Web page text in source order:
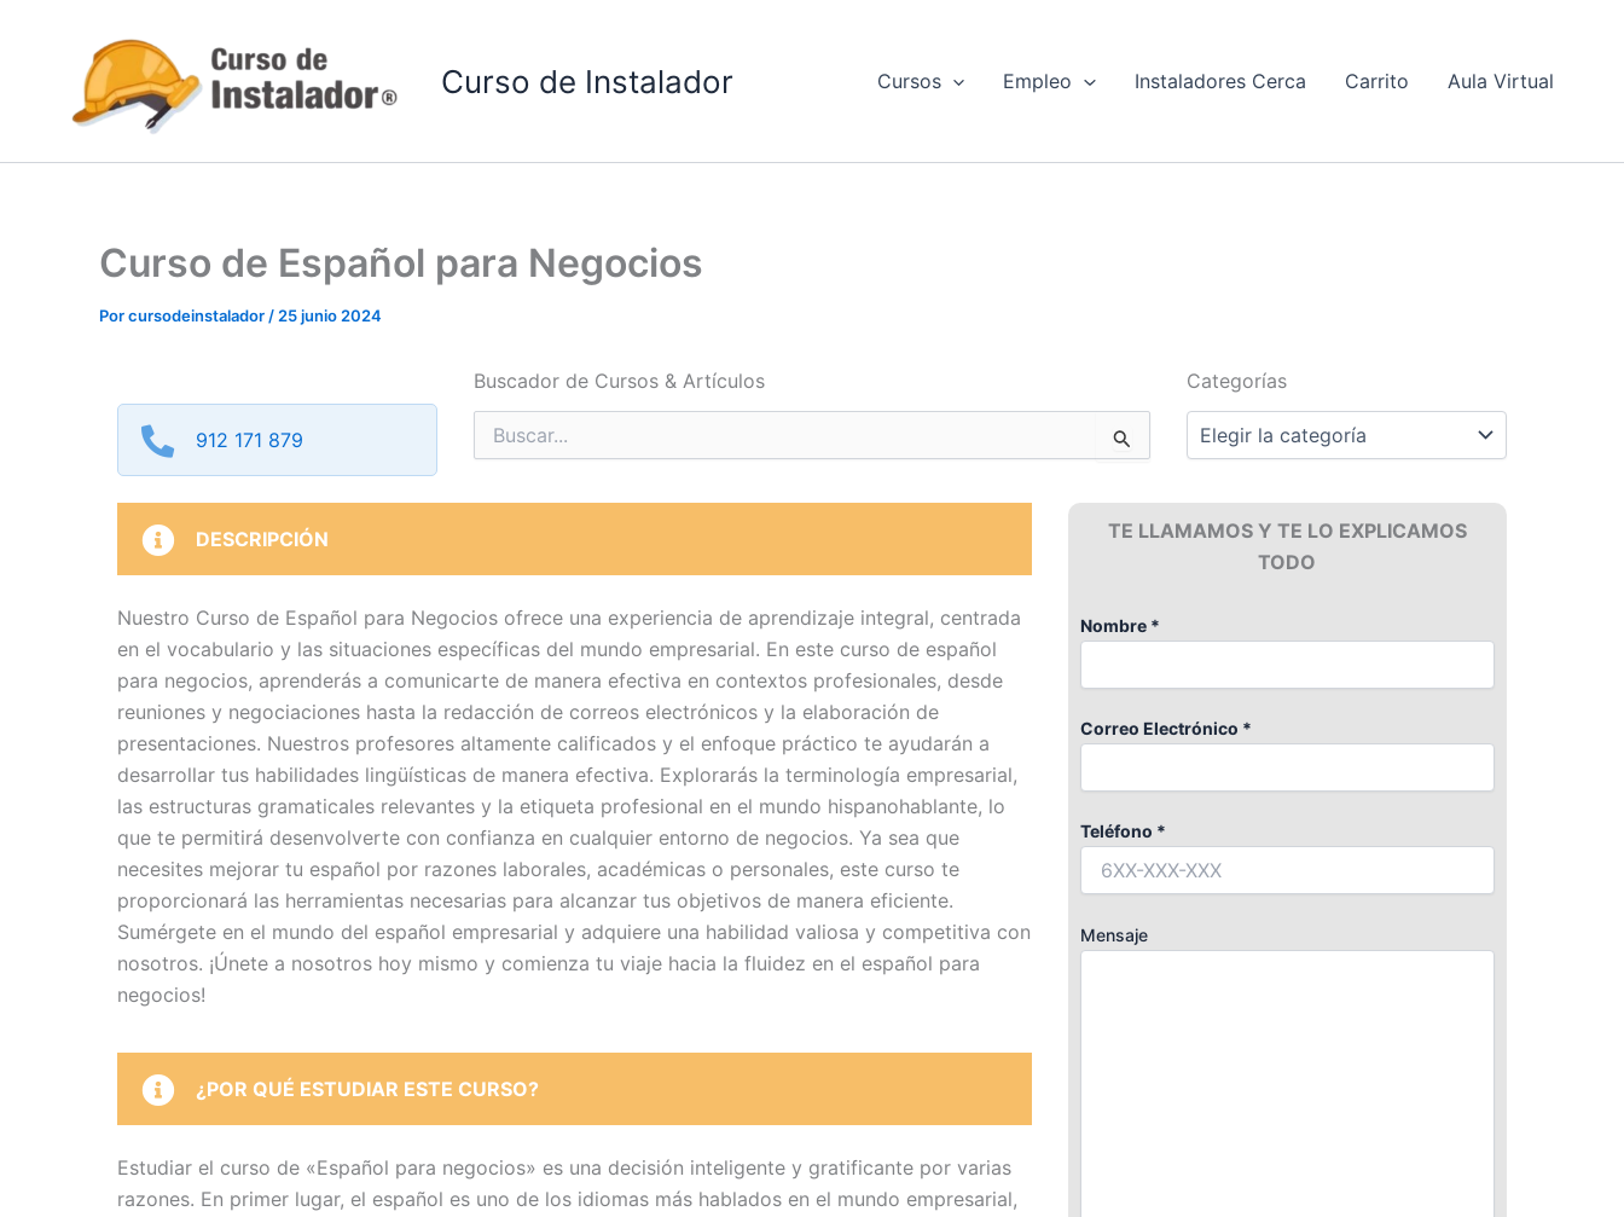
contenido
Curso de Instalador Cursos Empleo Instaladores Cerca Carrito Aula Virtual
Curso de Español para Negocios
Porcursodeinstalador/25 junio 2024
912 171 879
Buscador de Cursos & Artículos
Buscar
por:
Categorías
Categorías
DESCRIPCIÓN
Nuestro Curso de Español para Negocios ofrece una experiencia de aprendizaje integral, centrada
en el vocabulario y las situaciones específicas del mundo empresarial. En este curso de español
para negocios, aprenderás a comunicarte de manera efectiva en contextos profesionales, desde
reuniones y negociaciones hasta la redacción de correos electrónicos y la elaboración de
presentaciones. Nuestros profesores altamente calificados y el enfoque práctico te ayudarán a
desarrollar tus habilidades lingüísticas de manera efectiva. Explorarás la terminología empresarial,
las estructuras gramaticales relevantes y la etiqueta profesional en el mundo hispanohablante, lo
que te permitirá desenvolverte con confianza en cualquier entorno de negocios. Ya sea que
necesites mejorar tu español por razones laborales, académicas o personales, este curso te
proporcionará las herramientas necesarias para alcanzar tus objetivos de manera eficiente.
Sumérgete en el mundo del español empresarial y adquiere una habilidad valiosa y competitiva con
nosotros. ¡Únete a nosotros hoy mismo y comienza tu viaje hacia la fluidez en el español para
negocios!
¿POR QUÉ ESTUDIAR ESTE CURSO?
Estudiar el curso de «Español para negocios» es una decisión inteligente y gratificante por varias
razones. En primer lugar, el español es uno de los idiomas más hablados en el mundo empresarial,
TE LLAMAMOS Y TE LO EXPLICAMOS
TODO
Nombre *
Correo Electrónico *
Teléfono *
Mensaje